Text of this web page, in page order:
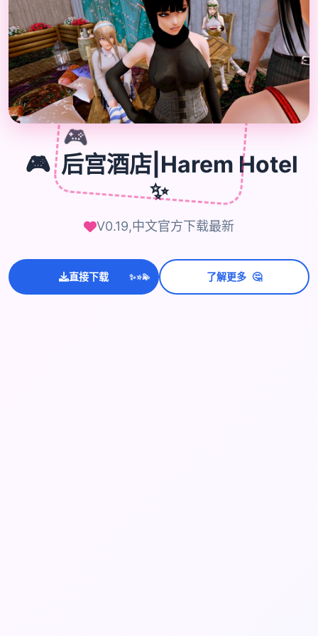
🎮
🎮 后宫酒店|Harem Hotel
✨
V0.19,中文官方下载最新
直接下载 ✨
⭐💫 了解更多 🤔